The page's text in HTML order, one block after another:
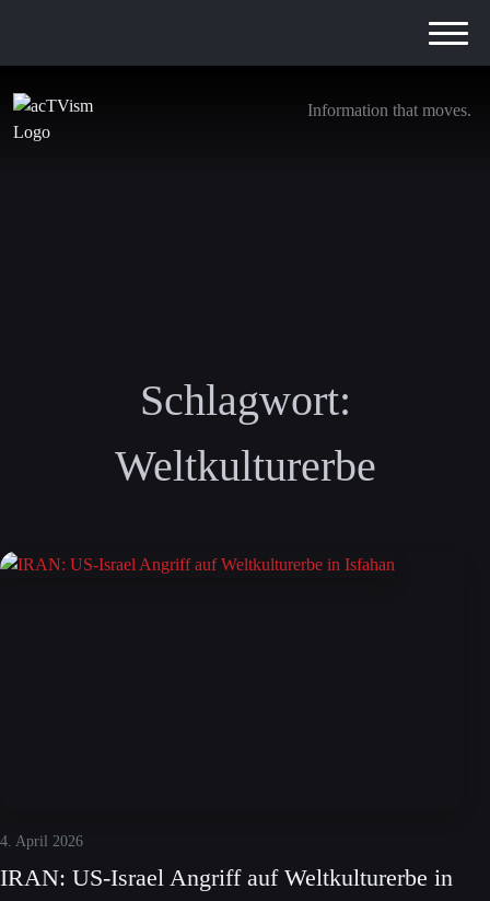
Information that moves.
Schlagwort:
Weltkulturerbe
4. April 2026
IRAN: US-Israel Angriff auf Weltkulturerbe in